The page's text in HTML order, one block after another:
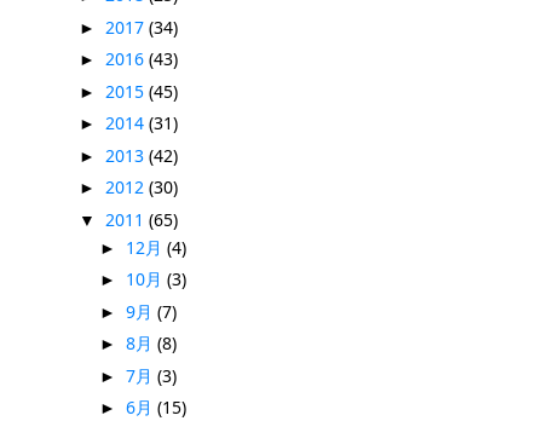
► 2017 (34)
► 2016 (43)
► 2015 (45)
► 2014 (31)
► 2013 (42)
► 2012 (30)
▼ 2011 (65)
► 12月 (4)
► 10月 (3)
► 9月 (7)
► 8月 (8)
► 7月 (3)
► 6月 (15)